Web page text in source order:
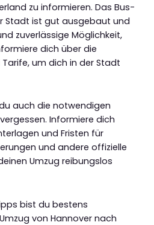
zu informieren. Das Bus-
Stadt ist gut ausgebaut und
zuverlässige Möglichkeit,
dich über die
um dich in der Stadt
auch die notwendigen
Informiere dich
und Fristen für
und andere offizielle
Umzug reibungslos
bist du bestens
von Hannover nach